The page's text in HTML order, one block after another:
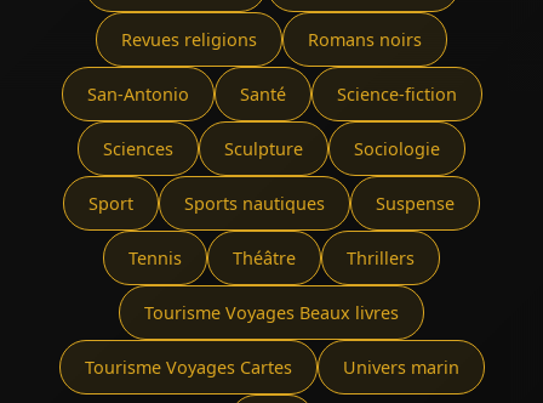
Revues religions Romans noirs
San-Antonio Santé Science-fiction
Sciences Sculpture Sociologie
Sport Sports nautiques Suspense
Tennis Théâtre Thrillers
Tourisme Voyages Beaux livres
Tourisme Voyages Cartes Univers marin